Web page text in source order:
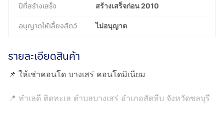
ปีที่สร้างเสร็จ สร้างเสร็จก่อน 2010
อนุญาตให้เลี้ยงสัตว์ ไม่อนุญาต
รายละเอียดสินค้า
📌 ให้เช่าคอนโด บางเสร่ คอนโดมิเนียม
📍 ทำเลดี ติดทะเล ตำบลบางเสร่ อำเภอสัตหีบ จังหวัดชลบุรี